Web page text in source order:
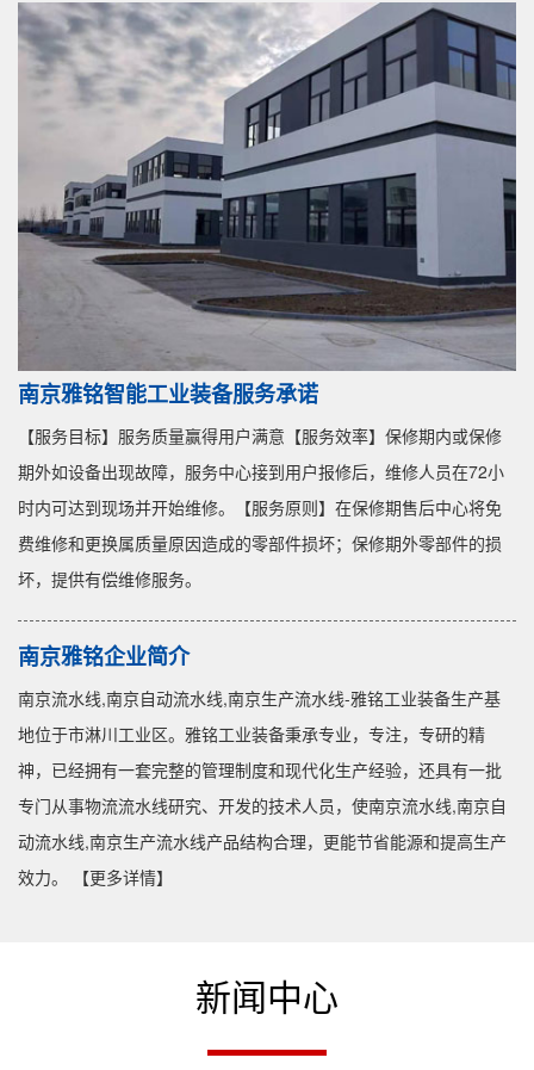
南京雅铭智能工业装备服务承诺
【服务目标】服务质量赢得用户满意【服务效率】保修期内或保修
期外如设备出现故障，服务中心接到用户报修后，维修人员在72小
时内可达到现场并开始维修。【服务原则】在保修期售后中心将免
费维修和更换属质量原因造成的零部件损坏；保修期外零部件的损
坏，提供有偿维修服务。
南京雅铭企业简介
南京流水线,南京自动流水线,南京生产流水线-雅铭工业装备生产基
地位于市淋川工业区。雅铭工业装备秉承专业，专注，专研的精
神，已经拥有一套完整的管理制度和现代化生产经验，还具有一批
专门从事物流流水线研究、开发的技术人员，使南京流水线,南京自
动流水线,南京生产流水线产品结构合理，更能节省能源和提高生产
效力。
【更多详情】
新闻中心